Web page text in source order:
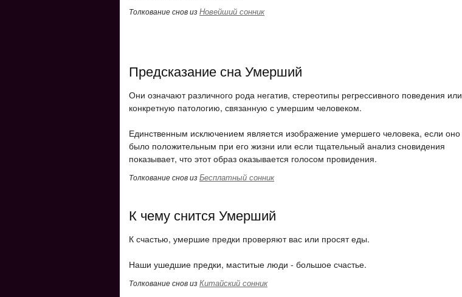
Толкование снов изНовейший сонник
Предсказание сна Умерший
Они означают различного рода негатив, стереотипы регрессивного поведения или
конкретную патологию, связанную с умершим человеком.
Единственным исключением является изображение умершего человека, если оно
было положительным при его жизни или если тщательный анализ сновидения
показывает, что этот образ оказывается голосом провидения.
Толкование снов изБесплатный сонник
К чему снится Умерший
К счастью, умершие предки проверяют вас или просят еды.
Наши ушедшие предки, маститые люди - большое счастье.
Толкование снов изКитайский сонник